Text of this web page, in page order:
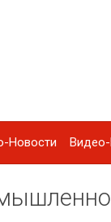
Новости